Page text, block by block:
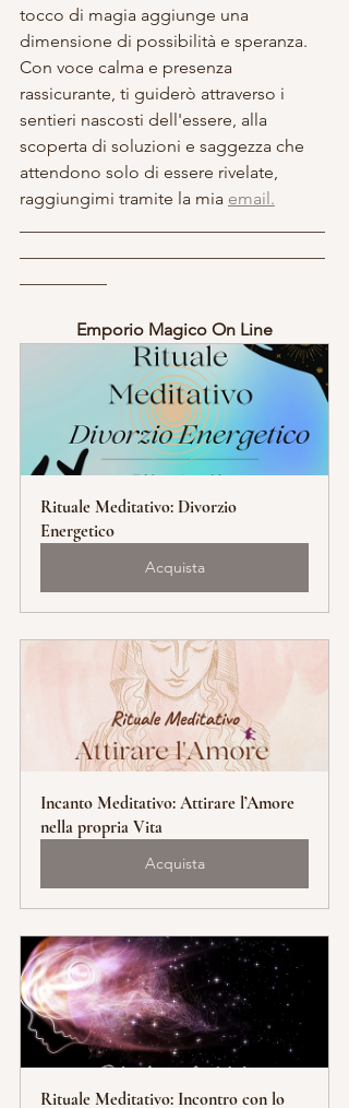
tocco di magia aggiunge una
dimensione di possibilità e speranza.
Con voce calma e presenza
rassicurante, ti guiderò attraverso i
sentieri nascosti dell'essere, alla
scoperta di soluzioni e saggezza che
attendono solo di essere rivelate,
raggiungimi tramite la mia email.
Emporio Magico On Line
Rituale Meditativo: Divorzio
Energetico
Acquista
Incanto Meditativo: Attirare l’Amore
nella propria Vita
Acquista
Rituale Meditativo: Incontro con lo